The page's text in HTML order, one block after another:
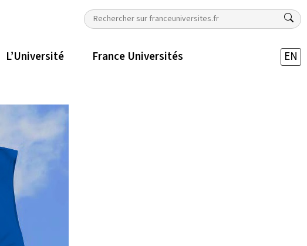
L’Université France Universités EN